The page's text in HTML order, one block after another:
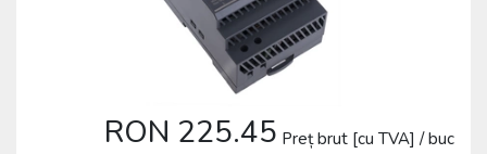
RON 225.45 Preț brut [cu TVA] / buc